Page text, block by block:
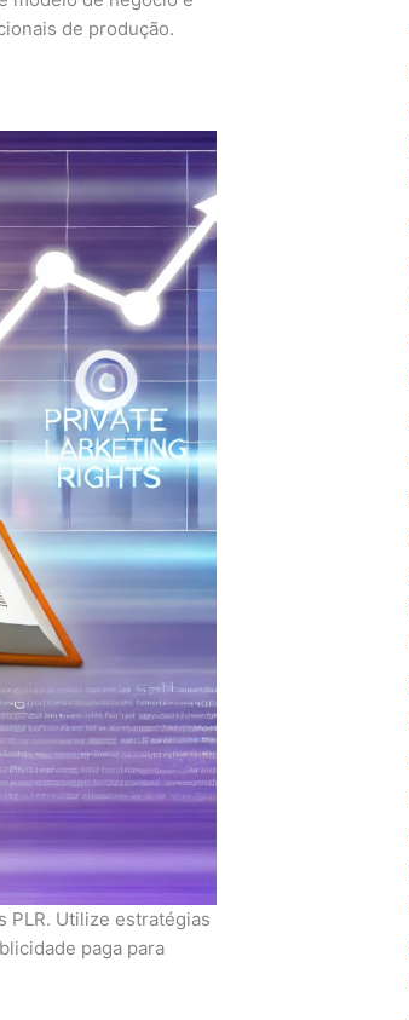
de produção.
PLR. Utilize estratégias
paga para